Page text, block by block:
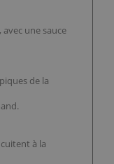
une sauce
de la
à la